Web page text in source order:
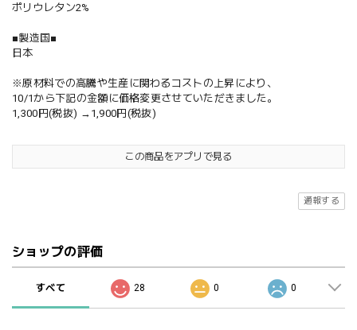
ポリウレタン2%
■製造国■
日本
※原材料での高騰や生産に関わるコストの上昇により、
10/1から下記の金額に価格変更させていただきました。
1,300円(税抜) →1,900円(税抜)
この商品をアプリで見る
通報する
ショップの評価
すべて 28 0 0